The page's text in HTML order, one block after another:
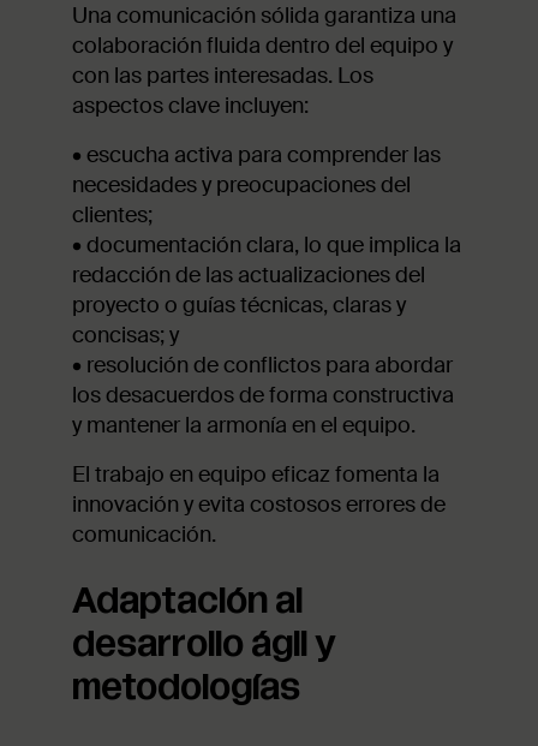
Una comunicación sólida garantiza una
colaboración fluida dentro del equipo y
con las partes interesadas. Los
aspectos clave incluyen:
• escucha activa para comprender las
necesidades y preocupaciones del
clientes;
• documentación clara, lo que implica la
redacción de las actualizaciones del
proyecto o guías técnicas, claras y
concisas; y
• resolución de conflictos para abordar
los desacuerdos de forma constructiva
y mantener la armonía en el equipo.
El trabajo en equipo eficaz fomenta la
innovación y evita costosos errores de
comunicación.
Adaptación al
desarrollo ágil y
metodologías